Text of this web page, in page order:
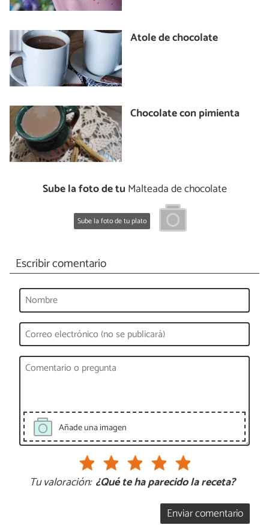
Atole de chocolate
Chocolate con pimienta
Sube la foto de tu Malteada de chocolate
Sube la foto de tu plato
Escribir comentario
Añade una imagen
Tu valoración: ¿Qué te ha parecido la receta?
Enviar comentario